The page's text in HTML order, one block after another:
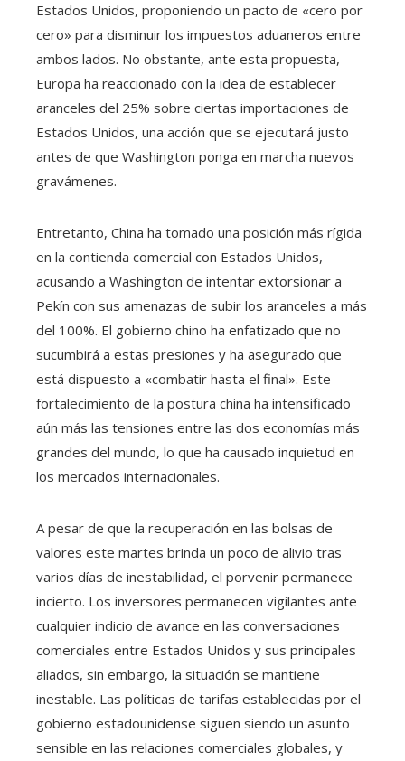
Estados Unidos, proponiendo un pacto de «cero por
cero» para disminuir los impuestos aduaneros entre
ambos lados. No obstante, ante esta propuesta,
Europa ha reaccionado con la idea de establecer
aranceles del 25% sobre ciertas importaciones de
Estados Unidos, una acción que se ejecutará justo
antes de que Washington ponga en marcha nuevos
gravámenes.
Entretanto, China ha tomado una posición más rígida
en la contienda comercial con Estados Unidos,
acusando a Washington de intentar extorsionar a
Pekín con sus amenazas de subir los aranceles a más
del 100%. El gobierno chino ha enfatizado que no
sucumbirá a estas presiones y ha asegurado que
está dispuesto a «combatir hasta el final». Este
fortalecimiento de la postura china ha intensificado
aún más las tensiones entre las dos economías más
grandes del mundo, lo que ha causado inquietud en
los mercados internacionales.
A pesar de que la recuperación en las bolsas de
valores este martes brinda un poco de alivio tras
varios días de inestabilidad, el porvenir permanece
incierto. Los inversores permanecen vigilantes ante
cualquier indicio de avance en las conversaciones
comerciales entre Estados Unidos y sus principales
aliados, sin embargo, la situación se mantiene
inestable. Las políticas de tarifas establecidas por el
gobierno estadounidense siguen siendo un asunto
sensible en las relaciones comerciales globales, y